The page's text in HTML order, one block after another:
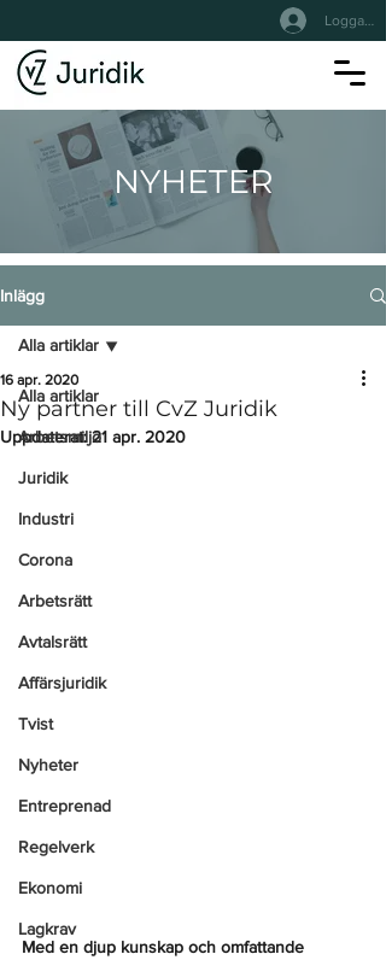
Logga In
NYHETER
Inlägg
Alla artiklar
Arbetsmiljö
Juridik
Industri
Corona
Arbetsrätt
Avtalsrätt
Affärsjuridik
Tvist
Nyheter
Entreprenad
Regelverk
Ekonomi
Lagkrav
Alla artiklar
Ny partner till CvZ Juridik
16 apr. 2020
Uppdaterat:21 apr. 2020
Med en djup kunskap och omfattande